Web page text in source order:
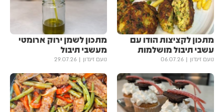
מתכון לקציצות הודו עם
עשבי תיבול מושלמות
נועם זיגדון 06.07.26
מתכון לשמן ירוק ארומטי
מעשבי תיבול
נועם זיגדון 29.07.26